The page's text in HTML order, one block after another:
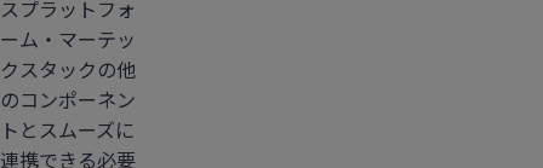
スプラットフォ
ーム・マーテッ
クスタックの他
のコンポーネン
トとスムーズに
連携できる必要